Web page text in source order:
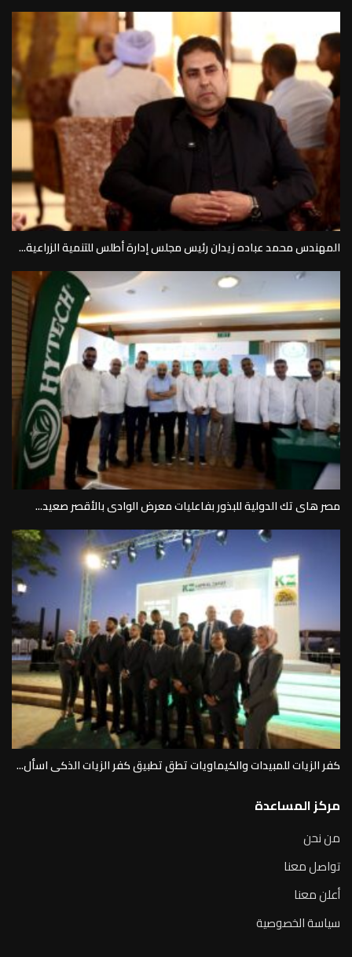
المهندس محمد عباده زيدان رئيس مجلس إدارة أطلس للتنمية الزراعية...
مصر هاى تك الدولية للبذور بفاعليات معرض الوادى بالأقصر صعيد...
كفر الزيات للمبيدات والكيماويات تطق تطبيق كفر الزيات الذكى اسأل...
مركز المساعدة
من نحن
تواصل معنا
أعلن معنا
سياسة الخصوصية